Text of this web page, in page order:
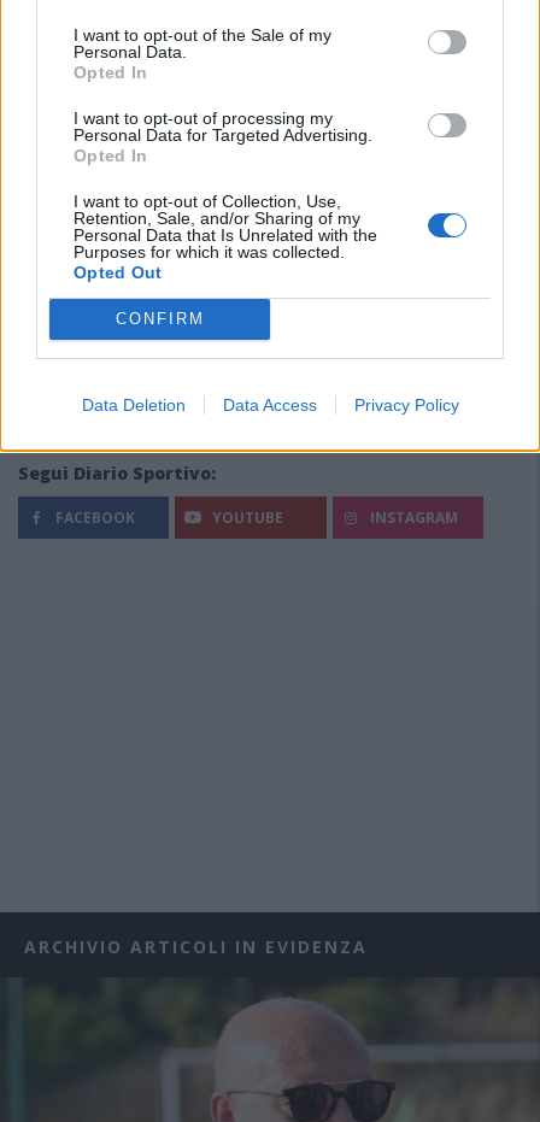
I want to opt-out of the Sale of my
Personal Data.
Opted In
I want to opt-out of processing my
Personal Data for Targeted Advertising.
Opted In
I want to opt-out of Collection, Use,
Retention, Sale, and/or Sharing of my
Personal Data that Is Unrelated with the
Purposes for which it was collected.
Opted Out
CONFIRM
Data Deletion Data Access Privacy Policy
Segui Diario Sportivo:
FACEBOOK YOUTUBE INSTAGRAM
ARCHIVIO ARTICOLI IN EVIDENZA